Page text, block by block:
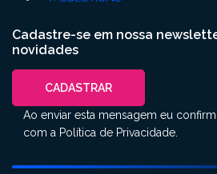
Cadastre-se em nossa
novidades
CADASTRAR
Ao enviar esta mensagem eu
com a Política de Privacidade